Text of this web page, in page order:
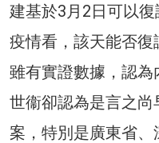
建基於3月2日可以
疫情看，該天能否復
雖有實證數據，認
世衞卻認為是言之
案，特別是廣東省